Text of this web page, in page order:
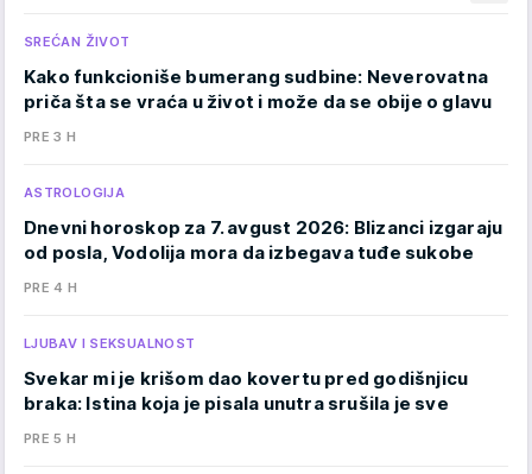
SREĆAN ŽIVOT
Kako funkcioniše bumerang sudbine: Neverovatna
priča šta se vraća u život i može da se obije o glavu
PRE 3 H
ASTROLOGIJA
Dnevni horoskop za 7. avgust 2026: Blizanci izgaraju
od posla, Vodolija mora da izbegava tuđe sukobe
PRE 4 H
LJUBAV I SEKSUALNOST
Svekar mi je krišom dao kovertu pred godišnjicu
braka: Istina koja je pisala unutra srušila je sve
PRE 5 H